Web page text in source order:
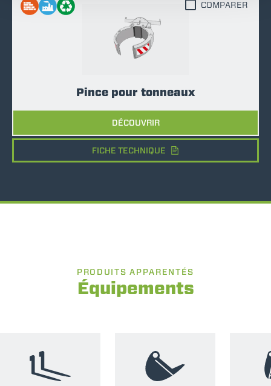
Pince pour tonneaux
DÉCOUVRIR
COMPARER
FICHE TECHNIQUE
PRODUITS APPARENTÉS
Équipements